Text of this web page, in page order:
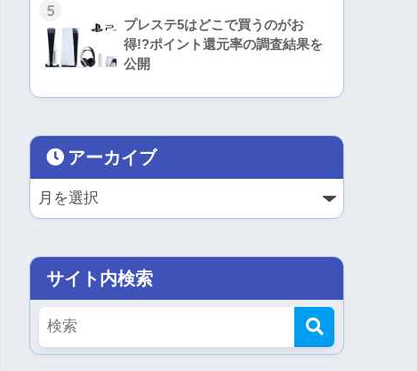
5
プレステ5はどこで買うのがお
得!?ポイント還元率の調査結果を
公開
アーカイブ
サイト内検索